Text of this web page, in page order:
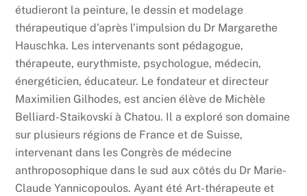
étudieront la peinture, le dessin et modelage
thérapeutique d’après l’impulsion du Dr Margarethe
Hauschka. Les intervenants sont pédagogue,
thérapeute, eurythmiste, psychologue, médecin,
énergéticien, éducateur. Le fondateur et directeur
Maximilien Gilhodes, est ancien élève de Michèle
Belliard-Staikovski à Chatou. Il a exploré son domaine
sur plusieurs régions de France et de Suisse,
intervenant dans les Congrès de médecine
anthroposophique dans le sud aux côtés du Dr Marie-
Claude Yannicopoulos. Ayant été Art-thérapeute et